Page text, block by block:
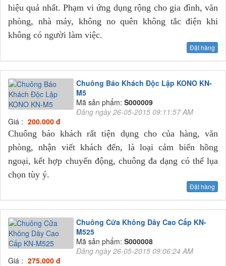
hiệu quả nhất. Phạm vi ứng dụng rộng cho gia đình, văn
phòng, nhà máy, không no quên không tắc điện khi
không có người làm việc.
Đặt hàng
Chuông Báo Khách Độc Lập KONO KN-
M5
Mã sản phẩm: S000009
Đăng ngày 26-05-2015 09:11:57 AM
Giá : 200.000 đ
Chuông báo khách rất tiện dụng cho của hàng, văn
phòng, nhận viết khách đến, là loại cảm biến hồng
ngoại, kết hợp chuyển động, chuông đa dạng có thể lụa
chọn tùy ý.
Đặt hàng
Chuông Cửa Không Dây Cao Cấp KN-
M525
Mã sản phẩm: S000008
Đăng ngày 26-05-2015 09:06:24 AM
Giá : 275.000 đ